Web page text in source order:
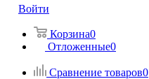
Войти
Корзина0
Отложенные0
Сравнение товаров0